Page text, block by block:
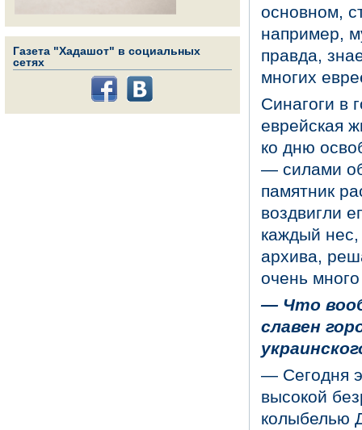
Газета "Хадашот" в социальных
сетях
основном,
например,
правда,
многих
Синагоги в
еврейская
ко дню
— силами
памятник
воздвигли
каждый нес,
архива,
очень
—Что
славен
— Сегодня
высокой
колыбелью